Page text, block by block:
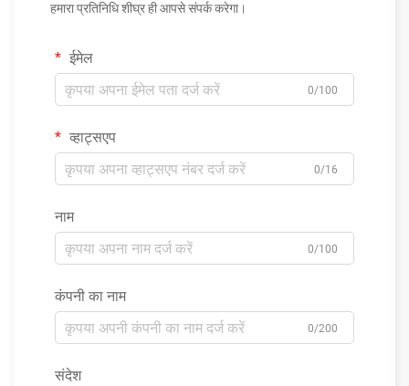
हमारा प्रतिनिधि शीघ्र ही आपसे संपर्क करेगा।
ईमेल
0/100
व्हाट्सएप
0/16
नाम
0/100
कंपनी का नाम
0/200
संदेश